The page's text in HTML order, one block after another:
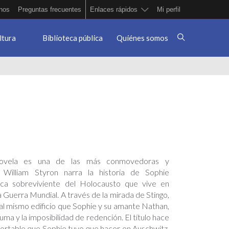
Preguntas frecuentes Enlaces rápidos Mi perfil
Biblioteca pública Quiénes somos
es una de las más conmovedoras y
William Styron narra la historia de Sophie
sobreviviente del Holocausto que vive en
Mundial. A través de la mirada de Stingo,
mismo edificio que Sophie y su amante Nathan,
y la imposibilidad de redención. El título hace